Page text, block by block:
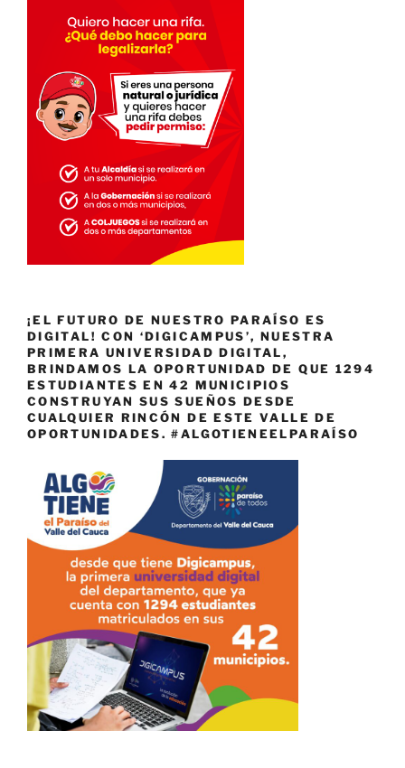
¡EL FUTURO DE NUESTRO PARAÍSO ES
DIGITAL! CON ‘DIGICAMPUS’, NUESTRA
PRIMERA UNIVERSIDAD DIGITAL,
BRINDAMOS LA OPORTUNIDAD DE QUE 1294
ESTUDIANTES EN 42 MUNICIPIOS
CONSTRUYAN SUS SUEÑOS DESDE
CUALQUIER RINCÓN DE ESTE VALLE DE
OPORTUNIDADES. #ALGOTIENEELPARAÍSO